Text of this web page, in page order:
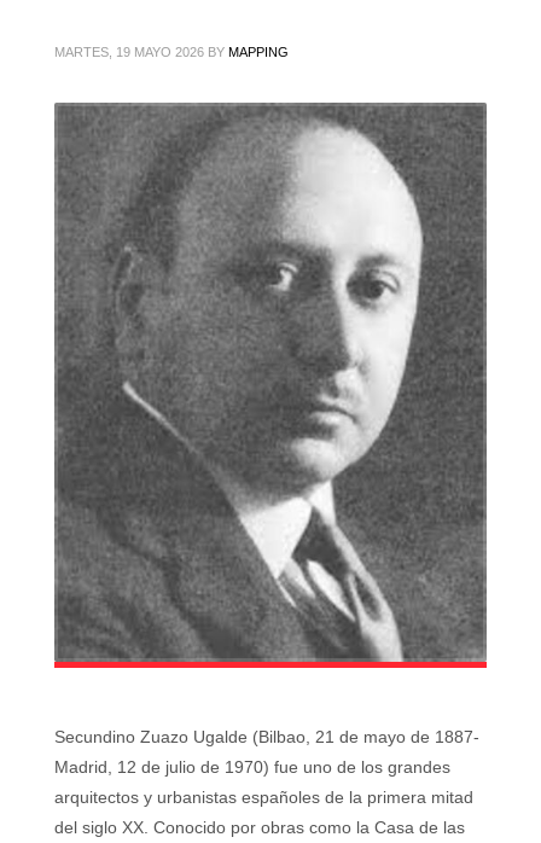
MARTES, 19 MAYO 2026 BY MAPPING
Secundino Zuazo Ugalde (Bilbao, 21 de mayo de 1887-
Madrid, 12 de julio de 1970) fue uno de los grandes
arquitectos y urbanistas españoles de la primera mitad
del siglo XX. Conocido por obras como la Casa de las